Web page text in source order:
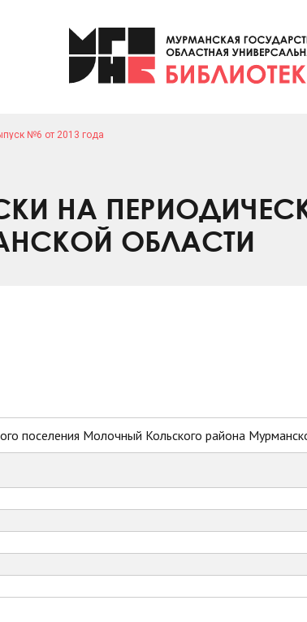
№6 от 2013 года
НА
ОБЛАСТИ
поселения Молочный Кольского района